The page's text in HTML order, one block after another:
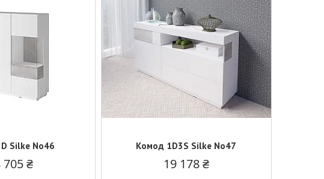
Silke No46
705 ₴
Комод 1D3S Silke No47
19 178 ₴